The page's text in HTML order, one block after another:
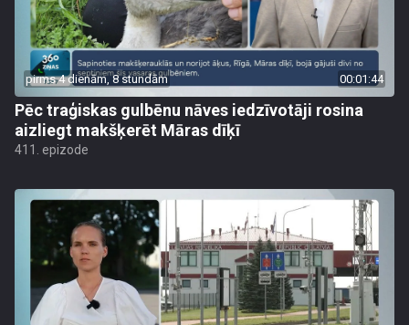
pirms 4 dienām, 8 stundām 00:01:44
Pēc traģiskas gulbēnu nāves iedzīvotāji rosina
aizliegt makšķerēt Māras dīķī
411. epizode